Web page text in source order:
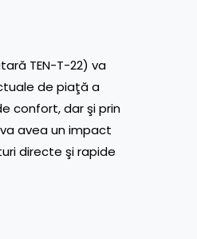
TEN-T-22) va
de piaţă a
confort, dar şi prin
avea un impact
directe şi rapide